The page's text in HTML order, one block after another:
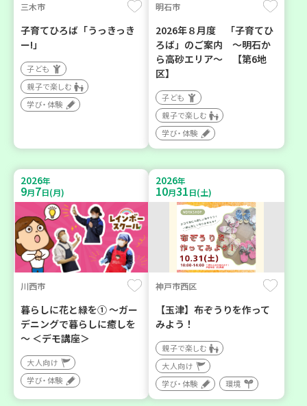
三木市
子育てひろば「うっきっき
ー!」
子ども
親子で楽しむ
学び・体験
明石市
2026年８月度 「子育てひ
ろば」のご案内 ～明石か
ら高砂エリア～ 【第6地
区】
子ども
親子で楽しむ
学び・体験
2026年
9月7日(月)
川西市
暮らしに花と緑を① ～ガー
デニングで暮らしに癒しを
～ ＜デモ講座＞
大人向け
学び・体験
2026年
10月31日(土)
神戸市西区
【玉津】布ぞうりを作って
みよう！
親子で楽しむ
大人向け
学び・体験
環境